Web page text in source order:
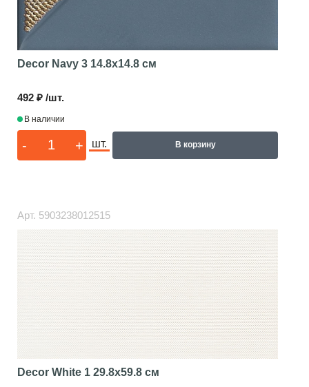
Decor Navy 3 14.8x14.8 см
492 ₽ /шт.
В наличии
- + шт. В корзину
Арт. 5903238012515
Decor White 1 29.8x59.8 см